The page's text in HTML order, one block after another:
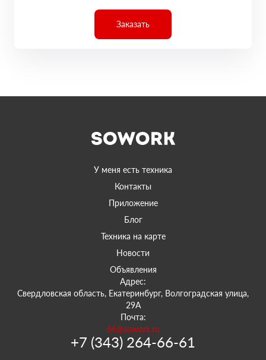
Заказать
У меня есть техника
Контакты
Приложение
Блог
Техника на карте
Новости
Объявления
Адрес:
Свердловская область, Екатеринбург, Волгоградская улица,
29А
Почта:
66@sowork.ru
+7 (343) 264-66-61